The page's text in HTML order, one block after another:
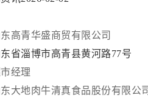
高青华盛商贸有限公司
省淄博市高青县黄河路77号
经理
大地肉牛清真食品股份有限公